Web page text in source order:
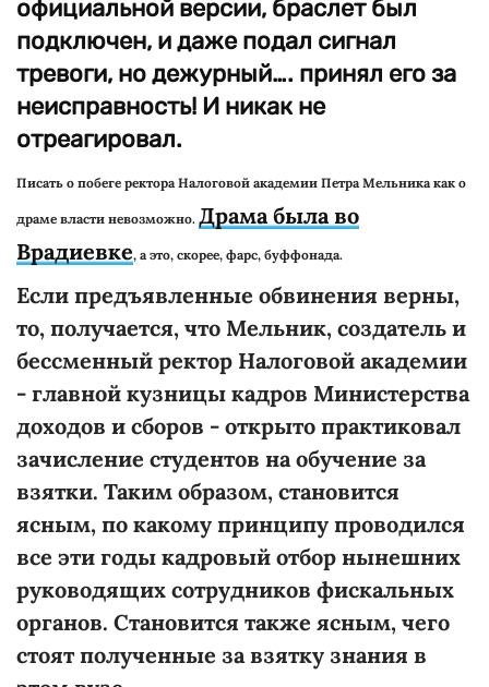
официальной версии, браслет был
подключен, и даже подал сигнал
тревоги, но дежурный…. принял его за
неисправность! И никак не
отреагировал.
Писать о побеге ректора Налоговой академии Петра Мельника как о
драме власти невозможно. Драма была во
Врадиевке, а это, скорее, фарс, буффонада.
Если предъявленные обвинения верны,
то, получается, что Мельник, создатель и
бессменный ректор Налоговой академии
- главной кузницы кадров Министерства
доходов и сборов - открыто практиковал
зачисление студентов на обучение за
взятки. Таким образом, становится
ясным, по какому принципу проводился
все эти годы кадровый отбор нынешних
руководящих сотрудников фискальных
органов. Становится также ясным, чего
стоят полученные за взятку знания в